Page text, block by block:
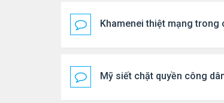
Khamenei thiệt mạng trong
Mỹ siết chặt quyền công